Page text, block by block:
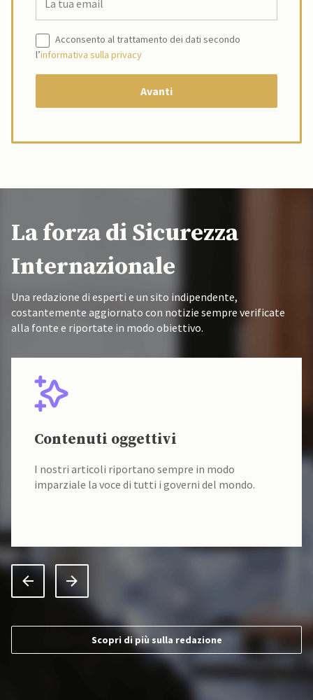
Acconsento al trattamento dei dati secondo
l’informativa sulla privacy
La forza di Sicurezza
Internazionale
Una redazione di esperti e un sito indipendente,
costantemente aggiornato con notizie sempre verificate
alla fonte e riportate in modo obiettivo.
Contenuti oggettivi
I nostri articoli riportano sempre in modo
imparziale la voce di tutti i governi del mondo.
Scopri di più sulla redazione